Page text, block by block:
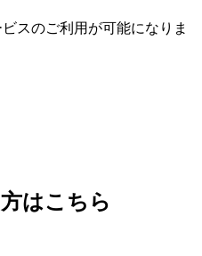
スのご利用が可能になりま
はこちら